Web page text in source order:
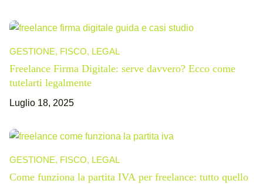
GESTIONE, FISCO, LEGAL
Freelance Firma Digitale: serve davvero? Ecco come
tutelarti legalmente
Luglio 18, 2025
GESTIONE, FISCO, LEGAL
Come funziona la partita IVA per freelance: tutto quello